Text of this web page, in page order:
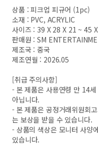
상품 : 피크업 피규어 (1pc)
소재 : PVC, ACRYLIC
사이즈 : 39 X 28 X 21 ~ 45
판매원 : SM
제조국 : 중국
제조연월 : 2026.05
[취급 주의사항]
- 본 제품은 사용연령 만 14
아닙니다.
- 본 제품은 공정거래위원회
는 보상을 받을 수 있습니다.
- 상품의 색상은 모니터 사양
있습니다.